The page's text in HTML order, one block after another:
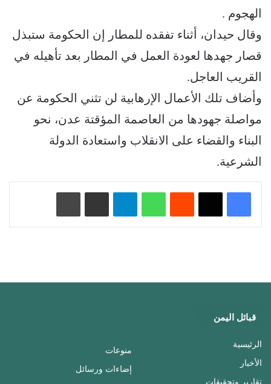
الهجوم .
وقال حيدان، أثناء تفقده للمطار إن الحكومة ستبذل
قصار جهدها لعودة العمل في المطار بعد تأهيله في
القريب العاجل.
وأضاف تلك الأعمال الإرهابية لن تثني الحكومة عن
مواصلة جهودها من العاصمة المؤقتة عدن، نحو
البناء والقضاء على الانقلاب واستعادة الدولة
الشرعية.
واتساب تيلقرام
قبائل اليمن
الرئيسية
الأخبار
تقارير وتحقيقات
منوعات
إضاءات ورسائل